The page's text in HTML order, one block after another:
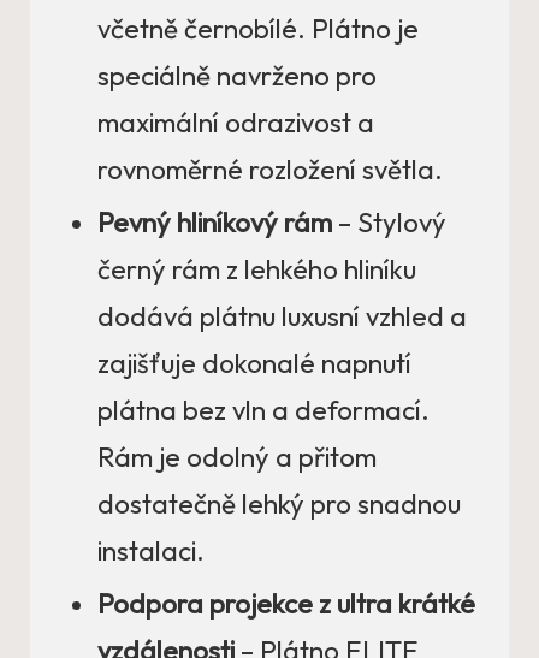
včetně černobílé. Plátno je
speciálně navrženo pro
maximální odrazivost a
rovnoměrné rozložení světla.
Pevný hliníkový rám – Stylový
černý rám z lehkého hliníku
dodává plátnu luxusní vzhled a
zajišťuje dokonalé napnutí
plátna bez vln a deformací.
Rám je odolný a přitom
dostatečně lehký pro snadnou
instalaci.
Podpora projekce z ultra krátké
vzdálenosti – Plátno ELITE